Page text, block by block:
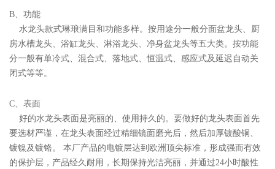
B、功能
水龙头款式琳琅满目和功能多样。按用途分一般分面盆龙头、厨
房水槽龙头、浴缸龙头、淋浴龙头、净身盆龙头等五大类。按功能
分一般有单冷式、混合式、落地式、恒温式、感应式及延迟自动关
闭式等等。
C、表面
好的水龙头表面是亮丽的、使用持久的。要做好的龙头表面首先
要选材严谨，在龙头表面经过精细镜面磨光后，然后加厚镀酸铜、
镀镍及镀铬。 本厂产品的电镀层达到欧洲顶尖标准，形成强而有效
的保护层，产品经久耐用，长期保持光洁亮丽，并通过24小时酸性